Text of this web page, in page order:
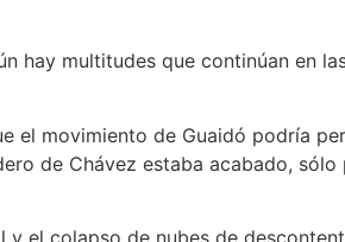
hay multitudes que continúan en
el movimiento de Guaidó podría
de Chávez estaba acabado, sólo
el colapso de nubes de